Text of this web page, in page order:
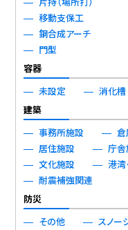
移動支保工
鋼合成アーチ
門型
容器
未設定
消化槽
建築
事務所施設
倉
居住施設
庁舎
文化施設
港湾
耐震補強関連
防災
その他
スノー